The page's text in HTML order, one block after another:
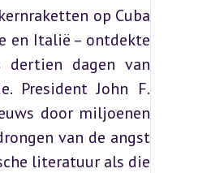
op Cuba
en Italië – ontdekte
dertien dagen van
President John F.
door miljoenen
van de angst
literatuur als die